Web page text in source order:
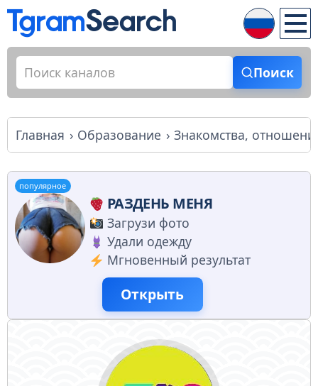
Поиск
Главная Образование Знакомства,
популярное
РАЗДЕНЬ МЕНЯ
Загрузи фото
Удали одежду
Мгновенный результат
Открыть